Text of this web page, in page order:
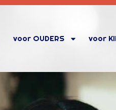
voor OUDERS voor